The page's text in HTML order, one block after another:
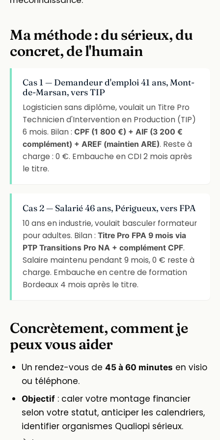
Ma méthode : du sérieux, du
concret, de l'humain
Cas 1 — Demandeur d'emploi 41 ans, Mont-
de-Marsan, vers TIP
Logisticien sans diplôme, voulait un Titre Pro
Technicien d'Intervention en Production (TIP)
6 mois. Bilan :CPF (1 800 €) + AIF (3 200 €
complément) + AREF (maintien ARE). Reste à
charge : 0 €. Embauche en CDI 2 mois après
le titre.
Cas 2 — Salarié 46 ans, Périgueux, vers FPA
10 ans en industrie, voulait basculer formateur
pour adultes. Bilan :Titre Pro FPA 9 mois via
PTP Transitions Pro NA + complément CPF.
Salaire maintenu pendant 9 mois, 0 € reste à
charge. Embauche en centre de formation
Bordeaux 4 mois après le titre.
Concrètement, comment je
peux vous aider
Un rendez-vous de 45 à 60 minutes en visio
ou téléphone.
Objectif : caler votre montage financier
selon votre statut, anticiper les calendriers,
identifier organismes Qualiopi sérieux.